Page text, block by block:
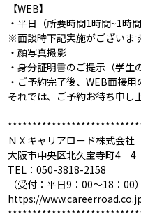
【WEB】
・平日（所要時間1時間~1時間
※面談時下記実施がございます
・顔写真撮影
・身分証明書のご提示（学生
・ご予約完了後、WEB面接用
それでは、ご予約お待ち申し
ＮＸキャリアロード株式会
大阪市中央区北久宝寺町
TEL：050-3818-2158
（受付：平日9：00～18：00）
https://